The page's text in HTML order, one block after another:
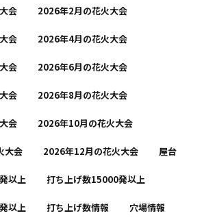
会 2026年2月の花火大会
会 2026年4月の花火大会
会 2026年6月の花火大会
会 2026年8月の花火大会
会 2026年10月の花火大会
大会 2026年12月の花火大会 屋台
以上 打ち上げ数15000発以上
以上 打ち上げ数情報 穴場情報